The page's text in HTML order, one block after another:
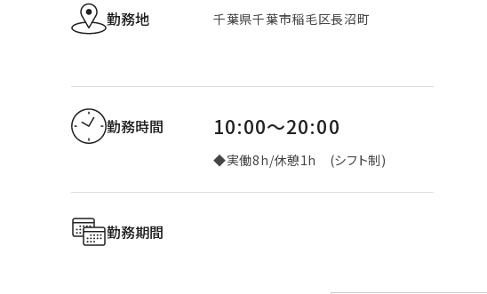
勤務地 千葉県千葉市稲毛区長沼町
勤務時間 10:00～20:00
◆実働8h/休憩1h (シフト制)
勤務期間